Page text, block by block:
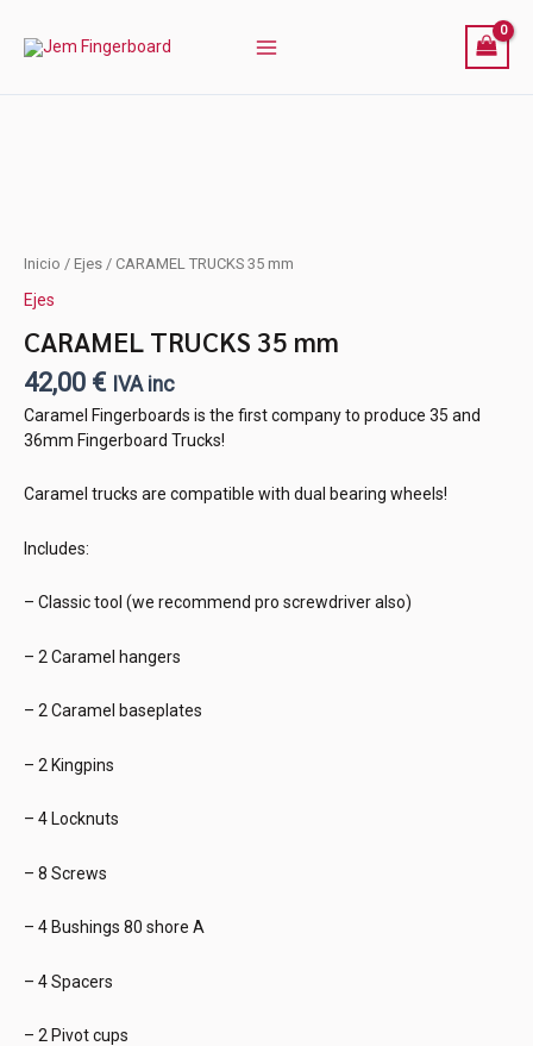
contenido
Inicio / Ejes / CARAMEL TRUCKS 35 mm
Ejes
CARAMEL TRUCKS 35 mm
42,00 € IVA inc
Caramel Fingerboards is the first company to produce 35 and
36mm Fingerboard Trucks!
Caramel trucks are compatible with dual bearing wheels!
Includes:
– Classic tool (we recommend pro screwdriver also)
– 2 Caramel hangers
– 2 Caramel baseplates
– 2 Kingpins
– 4 Locknuts
– 8 Screws
– 4 Bushings 80 shore A
– 4 Spacers
– 2 Pivot cups